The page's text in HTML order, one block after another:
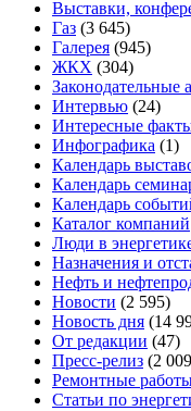
Выставки,
Газ (3 645)
Галерея (945)
ЖКХ (304)
Законодательные
Интервью (24)
Интересные
Инфографика (1)
Календарь
Календарь
Календарь
Каталог компаний
Люди в
Назначения и
Нефть и
Новости (2 595)
Новость дня (14
От редакции (47)
Пресс-релиз (2
Ремонтные
Статьи по